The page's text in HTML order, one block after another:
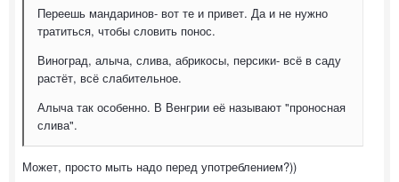
Переешь мандаринов- вот те и привет. Да и не нужно
тратиться, чтобы словить понос.
Виноград, алыча, слива, абрикосы, персики- всё в саду
растёт, всё слабительное.
Алыча так особенно. В Венгрии её называют "проносная
слива".
Может, просто мыть надо перед употреблением?))